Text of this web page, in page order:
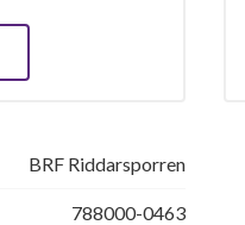
BRF Riddarsporren
788000-0463